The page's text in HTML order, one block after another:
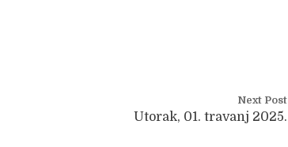
Next Post
Utorak, 01. travanj 2025.